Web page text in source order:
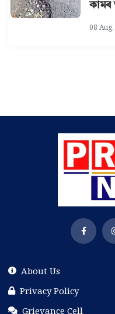
08
About Us
Privacy Policy
Grievance Cell